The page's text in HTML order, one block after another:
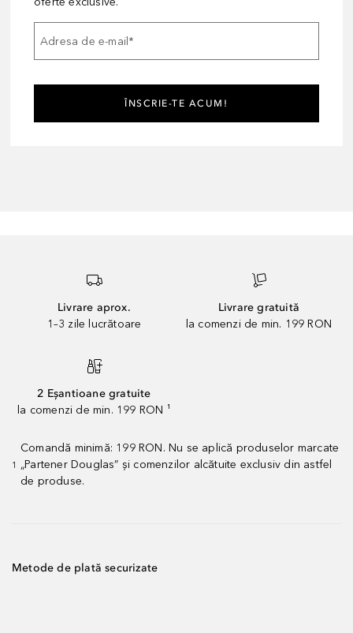
Adresa de e-mail *
ÎNSCRIE-TE ACUM!
Livrare aprox.
1–3 zile lucrătoare
Livrare gratuită
la comenzi de min. 199 RON
2 Eșantioane gratuite
la comenzi de min. 199 RON ¹
1
Comandă minimă: 199 RON. Nu se aplică produselor marcate
„Partener Douglas” și comenzilor alcătuite exclusiv din astfel
de produse.
Metode de plată securizate